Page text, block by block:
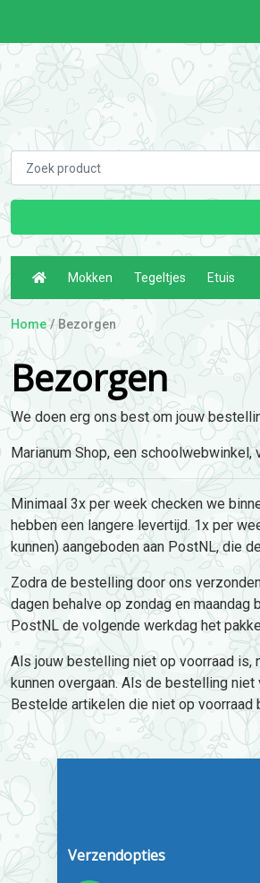
Mokken Tegeltjes Etuis
Home Bezorgen
Bezorgen
We doen erg ons best om jouw
Marianum Shop, een schoolwebwinkel,
Minimaal 3x per week checken we
hebben een langere levertijd. 1x per
kunnen) aangeboden aan PostNL, die
Zodra de bestelling door ons
dagen behalve op zondag en
PostNL de volgende werkdag het
Als jouw bestelling niet op voorraad is,
kunnen overgaan. Als de bestelling
Bestelde artikelen die niet op voorraad
Verzendopties